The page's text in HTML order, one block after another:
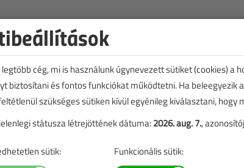
cég, mi is használunk úgynevezett sütiket (cookies)
biztosítani és fontos funkciókat működtetni. Ha beleegyezik
szükséges sütiken kívül egyénileg kiválasztani,
státusza létrejöttének dátuma:2026. aug. 7.,
sütik: Funkcionális sütik: